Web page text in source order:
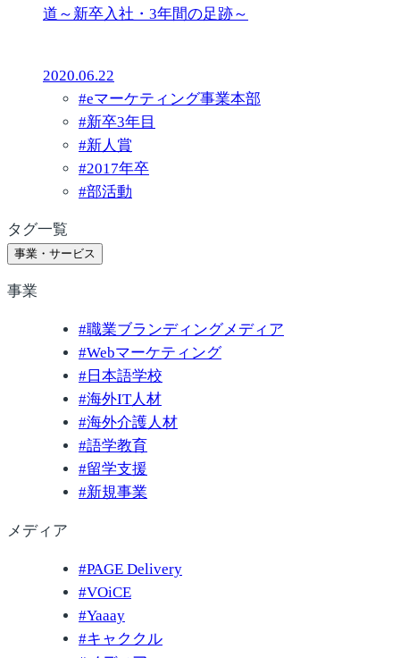
道～新卒入社・3年間の足跡～
2020.06.22
#eマーケティング事業本部
#新卒3年目
#新人賞
#2017年卒
#部活動
タグ一覧
事業・サービス
事業
#職業ブランディングメディア
#Webマーケティング
# 日本語学校
#海外IT人材
#海外介護人材
#語学教育
#留学支援
#新規事業
メディア
#PAGE Delivery
#VOiCE
#Yaaay
#キャククル